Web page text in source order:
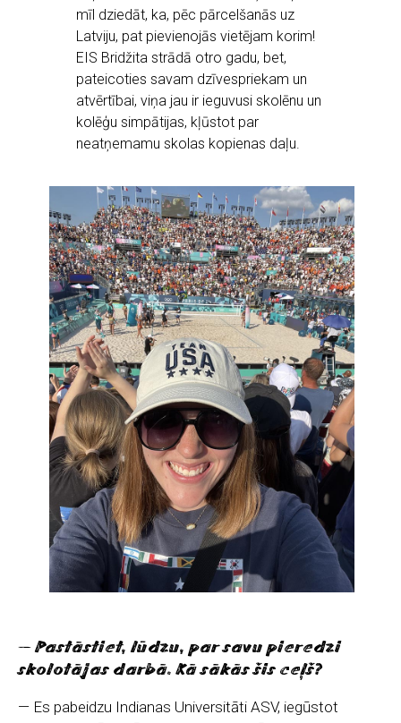
mīl dziedāt, ka, pēc pārcelšanās uz
Latviju, pat pievienojās vietējam korim!
EIS Bridžita strādā otro gadu, bet,
pateicoties savam dzīvespriekam un
atvērtībai, viņa jau ir ieguvusi skolēnu un
kolēģu simpātijas, kļūstot par
neatņemamu skolas kopienas daļu.
— Pastāstiet, lūdzu, par savu pieredzi
skolotājas darbā. Kā sākās šis ceļš?
— Es pabeidzu Indianas Universitāti ASV, iegūstot